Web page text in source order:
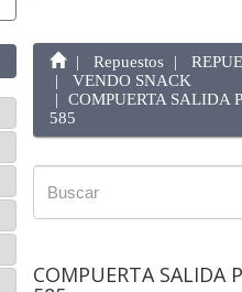
Repuestos
VENDO SNACK
COMPUERTA SALIDA
585
COMPUERTA SALIDA